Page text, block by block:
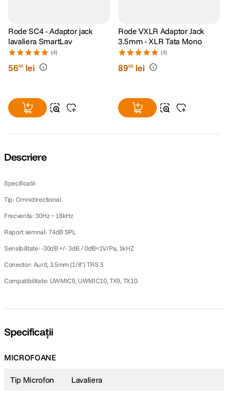
Rode SC4 - Adaptor jack
lavaliera SmartLav
(4)
5600 lei
Rode VXLR Adaptor Jack
3.5mm - XLR Tata Mono
(4)
8900 lei
Descriere
Specificatii:
Tip: Omnidirectional
Frecventa: 30Hz ~ 18kHz
Raport semnal: 74dB SPL
Sensibilitate: -30dB +/- 3dB / 0dB=1V/Pa, 1kHZ
Conector: Aurit, 3.5mm (1/8") TRS 3
Compatibilitate: UWMIC9, UWMIC10,TX9, TX10.
Specificații
MICROFOANE
Tip Microfon Lavaliera